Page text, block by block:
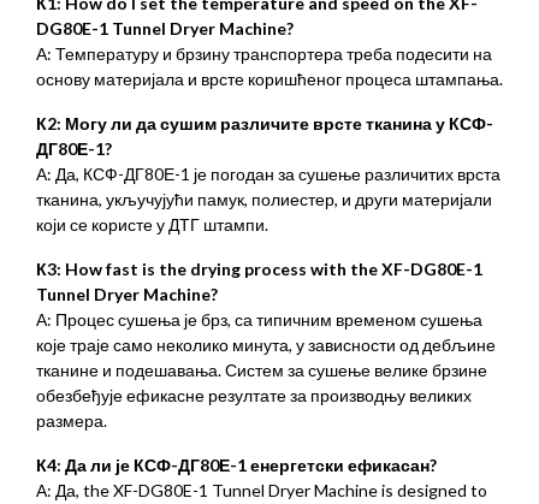
DG80E-1 Tunnel Dryer Machine?
А: Температуру и брзину транспортера треба подесити на
основу материјала и врсте коришћеног процеса штампања.
К2: Могу ли да сушим различите врсте тканина у КСФ-
ДГ80Е-1?
А: Да, КСФ-ДГ80Е-1 је погодан за сушење различитих врста
тканина, укључујући памук, полиестер, и други материјали
који се користе у ДТГ штампи.
К3: How fast is the drying process with the XF-DG80E-1
Tunnel Dryer Machine?
А: Процес сушења је брз, са типичним временом сушења
које траје само неколико минута, у зависности од дебљине
тканине и подешавања. Систем за сушење велике брзине
обезбеђује ефикасне резултате за производњу великих
размера.
К4: Да ли је КСФ-ДГ80Е-1 енергетски ефикасан?
А: Да, the XF-DG80E-1 Tunnel Dryer Machine is designed to